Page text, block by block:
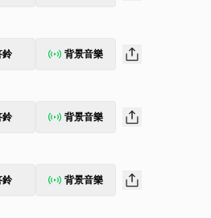
鈴 背景音樂
鈴 背景音樂
鈴 背景音樂